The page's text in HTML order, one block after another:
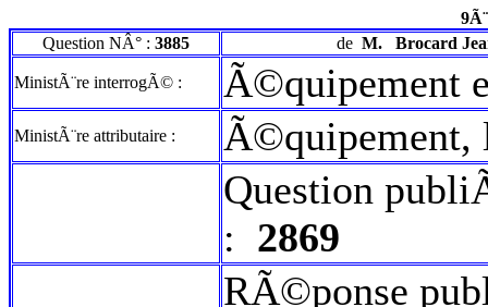
Question NÂ° : 3885 de M. Brocard
MinistÃ¨re interrogÃ© : Ã©quipement
MinistÃ¨re attributaire :
Ã©quipement,
Question
: 2869
RÃ©ponse